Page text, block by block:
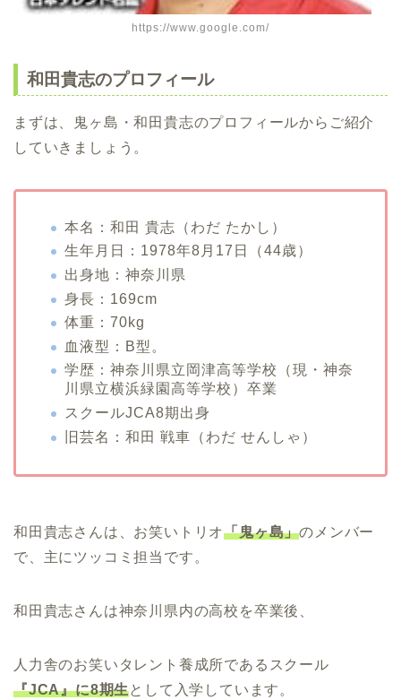
https://www.google.com/
和田貴志のプロフィール
まずは、鬼ヶ島・和田貴志のプロフィールからご紹介
していきましょう。
本名：和田 貴志（わだ たかし）
生年月日：1978年8月17日（44歳）
出身地：神奈川県
身長：169cm
体重：70kg
血液型：B型。
学歴：神奈川県立岡津高等学校（現・神奈
川県立横浜緑園高等学校）卒業
スクールJCA8期出身
旧芸名：和田 戦車（わだ せんしゃ）
和田貴志さんは、お笑いトリオ「鬼ヶ島」のメンバー
で、主にツッコミ担当です。
和田貴志さんは神奈川県内の高校を卒業後、
人力舎のお笑いタレント養成所であるスクール
『JCA』に8期生として入学しています。